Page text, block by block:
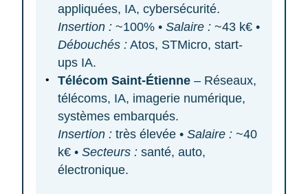
appliquées, IA, cybersécurité.
Insertion : ~100% •Salaire : ~43 k€ •
Débouchés : Atos, STMicro, start-
ups IA.
Télécom Saint-Étienne – Réseaux,
télécoms, IA, imagerie numérique,
systèmes embarqués.
Insertion : très élevée •Salaire : ~40
k€ •Secteurs : santé, auto,
électronique.